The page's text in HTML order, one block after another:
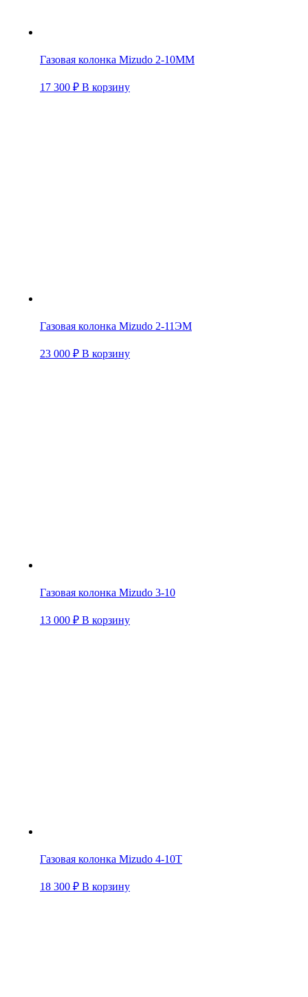
Газовая колонка Mizudo 2-10ММ
17 300 ₽ В корзину
Газовая колонка Mizudo 2-11ЭМ
23 000 ₽ В корзину
Газовая колонка Mizudo 3-10
13 000 ₽ В корзину
Газовая колонка Mizudo 4-10T
18 300 ₽ В корзину